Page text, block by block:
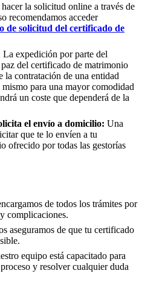
la solicitud online a través de
recomendamos acceder
de solicitud del certificado de
La expedición por parte del
del certificado de matrimonio
la contratación de una entidad
para una mayor comodidad
un coste que dependerá de la
el envío a domicilio: Una
que te lo envíen a tu
ofrecido por todas las gestorías
de todos los trámites por
complicaciones.
aseguramos de que tu certificado
equipo está capacitado para
y resolver cualquier duda